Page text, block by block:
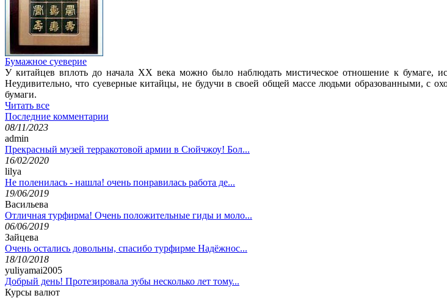
Бумажное суеверие
У китайцев вплоть до начала XX века можно было наблюдать мистическое отношение к бумаге,
Неудивительно, что суеверные китайцы, не будучи в своей общей массе людьми образованными, с
бумаги.
Читать все
Последние комментарии
08/11/2023
admin
Прекрасный музей терракотовой армии в Сюйчжоу! Бол...
16/02/2020
lilya
Не поленилась - нашла! очень понравилась работа де...
19/06/2019
Васильева
Отличная турфирма! Очень положительные гиды и моло...
06/06/2019
Зайцева
Очень остались довольны, спасибо турфирме Надёжнос...
18/10/2018
yuliyamai2005
Добрый день! Протезировала зубы несколько лет тому...
Курсы валют